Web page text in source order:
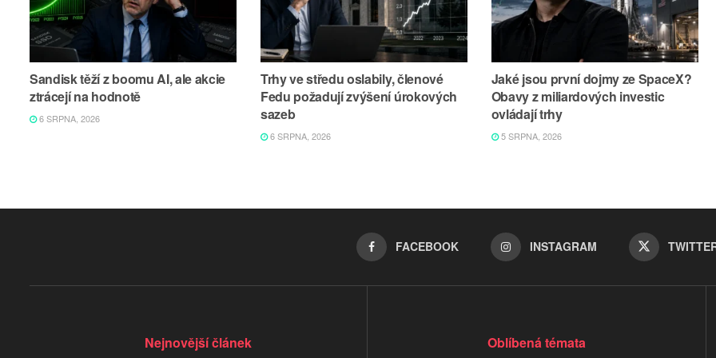
Sandisk těží z boomu AI, ale akcie
ztrácejí na hodnotě
6 SRPNA, 2026
Trhy ve středu oslabily, členové
Fedu požadují zvýšení úrokových
sazeb
6 SRPNA, 2026
Jaké jsou první dojmy ze SpaceX?
Obavy z miliardových investic
ovládají trhy
5 SRPNA, 2026
FACEBOOK INSTAGRAM
Nejnovější článek Oblíbená témata